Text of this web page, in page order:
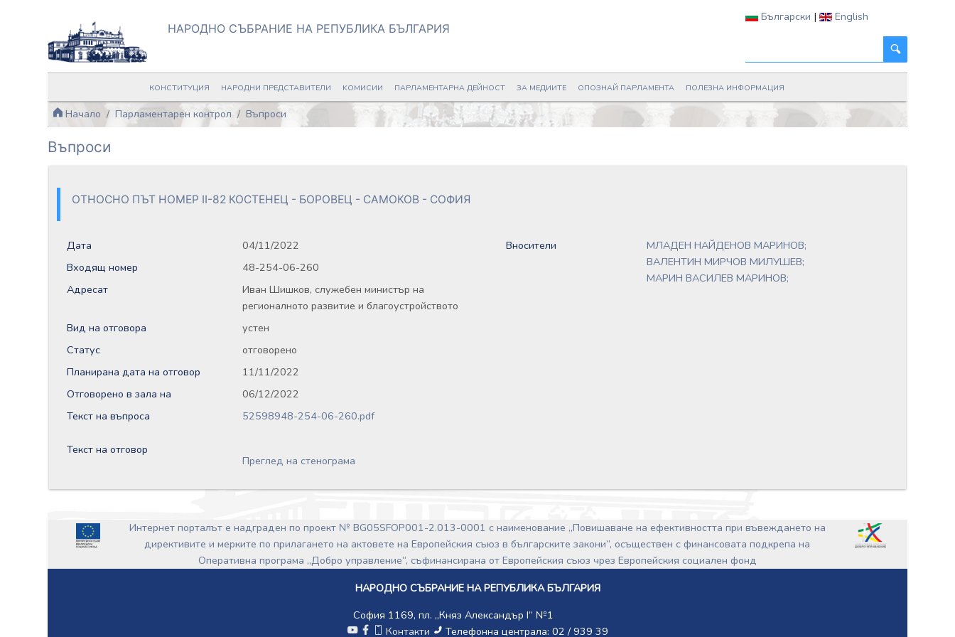
НАРОДНО СЪБРАНИЕ НА РЕПУБЛИКА БЪЛГАРИЯ
Български | English
КОНСТИТУЦИЯ НАРОДНИ ПРЕДСТАВИТЕЛИ KОМИСИИ ПАРЛАМЕНТАРНА ДЕЙНОСТ ЗА МЕДИИТЕ ОПОЗНАЙ ПАРЛАМЕНТА ПОЛЕЗНА ИНФОРМАЦИЯ
Начало Парламентарен контрол Въпроси
Въпроси
ОТНОСНО ПЪТ НОМЕР ІІ-82 КОСТЕНЕЦ - БОРОВЕЦ - САМОКОВ - СОФИЯ
Дата
04/11/2022
Входящ номер
48-254-06-260
Адресат
Иван Шишков, служебен министър на
регионалното развитие и благоустройството
Вид на отговора
устен
Статус
отговорено
Планирана дата на отговор
11/11/2022
Отговорено в зала на
06/12/2022
Текст на въпроса
52598948-254-06-260.pdf
Текст на отговор
Преглед на стенограма
Вносители
МЛАДЕН НАЙДЕНОВ МАРИНОВ;
ВАЛЕНТИН МИРЧОВ МИЛУШЕВ;
МАРИН ВАСИЛЕВ МАРИНОВ;
Интернет порталът е надграден по проект № BG05SFOP001-2.013-0001 с наименование „Повишаване на ефективността при въвеждането на
директивите и мерките по прилагането на актовете на Европейския съюз в българските закони”, осъществен с финансовата подкрепа на
Оперативна програма „Добро управление“, съфинансирана от Европейския съюз чрез Европейския социален фонд
НАРОДНО СЪБРАНИЕ НА РЕПУБЛИКА БЪЛГАРИЯ
София 1169, пл. „Княз Александър I“ №1
Контакти
Телефонна централа: 02 / 939 39